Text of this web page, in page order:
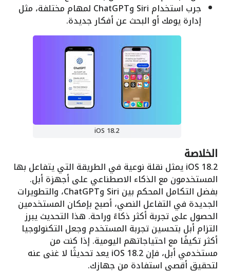
جرب استخدام Siri وChatGPT لمهام مختلفة، مثل
إدارة يومك أو البحث عن أفكار جديدة.
iOS 18.2
الخلاصة
iOS 18.2 يمثل نقلة نوعية في الطريقة التي يتفاعل بها
المستخدمون مع الذكاء الاصطناعي على أجهزة أبل.
بفضل التكامل المحكم بين Siri وChatGPT، والتطويرات
الجديدة في التفاعل النصي، أصبح بإمكان المستخدمين
الحصول على تجربة أكثر ذكاءً وراحة. هذا التحديث يبرز
التزام أبل بتحسين تجربة المستخدم وجعل التكنولوجيا
أكثر تكيفًا مع احتياجاتهم اليومية. إذا كنت من
مستخدمي أبل، فإن iOS 18.2 يعد تحديثًا لا غنى عنه
لتحقيق أقصى استفادة من جهازك.